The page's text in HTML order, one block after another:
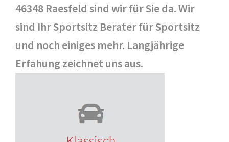
46348 Raesfeld sind wir für Sie da. Wir
sind Ihr Sportsitz Berater für Sportsitz
und noch einiges mehr. Langjährige
Erfahung zeichnet uns aus.